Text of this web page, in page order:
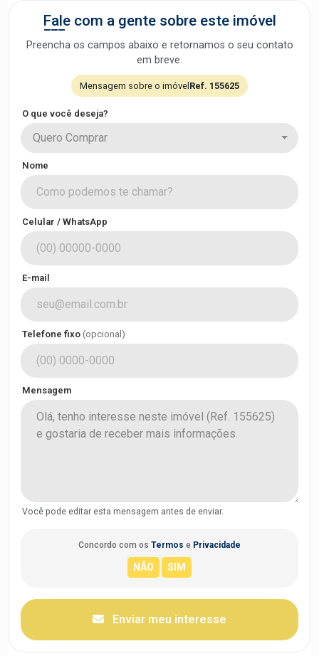
Fale com a gente sobre este imóvel
Preencha os campos abaixo e retornamos o seu contato
em breve.
Mensagem sobre o imóvel Ref. 155625
O que você deseja?
Quero Comprar
Nome
Celular / WhatsApp
E-mail
Telefone fixo (opcional)
Mensagem
Você pode editar esta mensagem antes de enviar.
Concordo com os Termos e Privacidade
Enviar meu interesse